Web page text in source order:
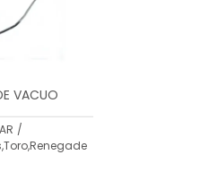
VACUO
/